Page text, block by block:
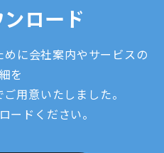
ロード
に会社案内やサービスの
を
用意いたしました。
ードください。